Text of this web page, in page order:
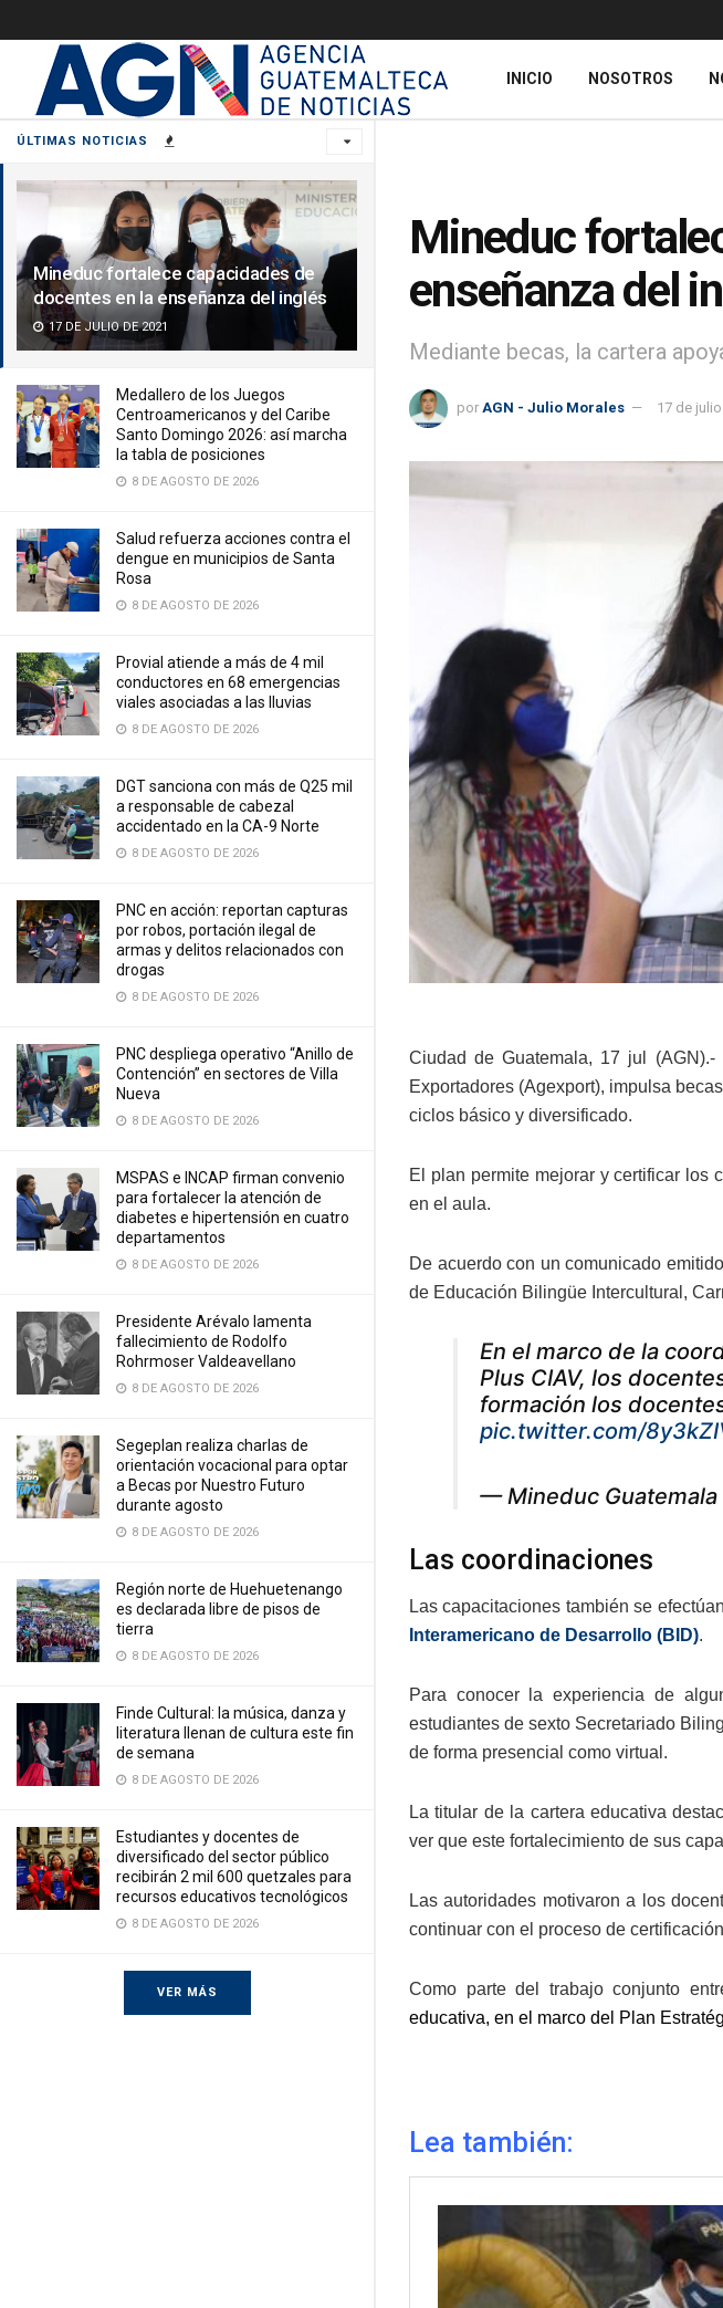
ÚLTIMAS NOTICIAS
Mineduc fortalece capacidades de
docentes en la enseñanza del inglés
17 DE JULIO DE 2021
Medallero de los Juegos
Centroamericanos y del Caribe
Santo Domingo 2026: así marcha
la tabla de posiciones
8 DE AGOSTO DE 2026
Salud refuerza acciones contra el
dengue en municipios de Santa
Rosa
8 DE AGOSTO DE 2026
Provial atiende a más de 4 mil
conductores en 68 emergencias
viales asociadas a las lluvias
8 DE AGOSTO DE 2026
DGT sanciona con más de Q25 mil
a responsable de cabezal
accidentado en la CA-9 Norte
8 DE AGOSTO DE 2026
PNC en acción: reportan capturas
por robos, portación ilegal de
armas y delitos relacionados con
drogas
8 DE AGOSTO DE 2026
PNC despliega operativo “Anillo de
Contención” en sectores de Villa
Nueva
8 DE AGOSTO DE 2026
MSPAS e INCAP firman convenio
para fortalecer la atención de
diabetes e hipertensión en cuatro
departamentos
8 DE AGOSTO DE 2026
Presidente Arévalo lamenta
fallecimiento de Rodolfo
Rohrmoser Valdeavellano
8 DE AGOSTO DE 2026
Segeplan realiza charlas de
orientación vocacional para optar
a Becas por Nuestro Futuro
durante agosto
8 DE AGOSTO DE 2026
Región norte de Huehuetenango
es declarada libre de pisos de
tierra
8 DE AGOSTO DE 2026
Finde Cultural: la música, danza y
literatura llenan de cultura este fin
de semana
8 DE AGOSTO DE 2026
Estudiantes y docentes de
diversificado del sector público
recibirán 2 mil 600 quetzales para
recursos educativos tecnológicos
8 DE AGOSTO DE 2026
VER MÁS
INICIO NOSOTROS
Mineduc
enseñanza del
Mediante becas, la cartera
por AGN - Julio Morales 17 de
Ciudad de Guatemala, 17 jul (AGN).-
Exportadores (Agexport), impulsa
ciclos básico y diversificado.
El plan permite mejorar y certificar los
en el aula.
De acuerdo con un comunicado
de Educación Bilingüe Intercultural,
En el marco de la
Plus CIAV, los
formación los
pic.twitter.com/
— Mineduc Guatemala
Las coordinaciones
Las capacitaciones también se
Interamericano de Desarrollo (BID).
Para conocer la experiencia de
estudiantes de sexto Secretariado
de forma presencial como virtual.
La titular de la cartera educativa
ver que este fortalecimiento de sus
Las autoridades motivaron a los
continuar con el proceso de
Como parte del trabajo conjunto
educativa, en el marco del Plan
Lea también: